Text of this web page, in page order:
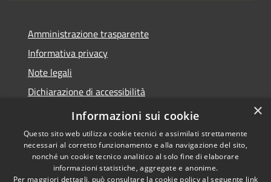
Amministrazione trasparente
Informativa privacy
Note legali
Dichiarazione di accessibilità
WhistleblowingPA
Copyright © 2026 • Comune di
×
Informazioni sui cookie
Questo sito web utilizza cookie tecnici e assimilati strettamente
necessari al corretto funzionamento e alla navigazione del sito,
nonché un cookie tecnico analitico al solo fine di elaborare
informazioni statistiche, aggregate e anonime.
Per maggiori dettagli, può consultare la cookie policy al seguente link